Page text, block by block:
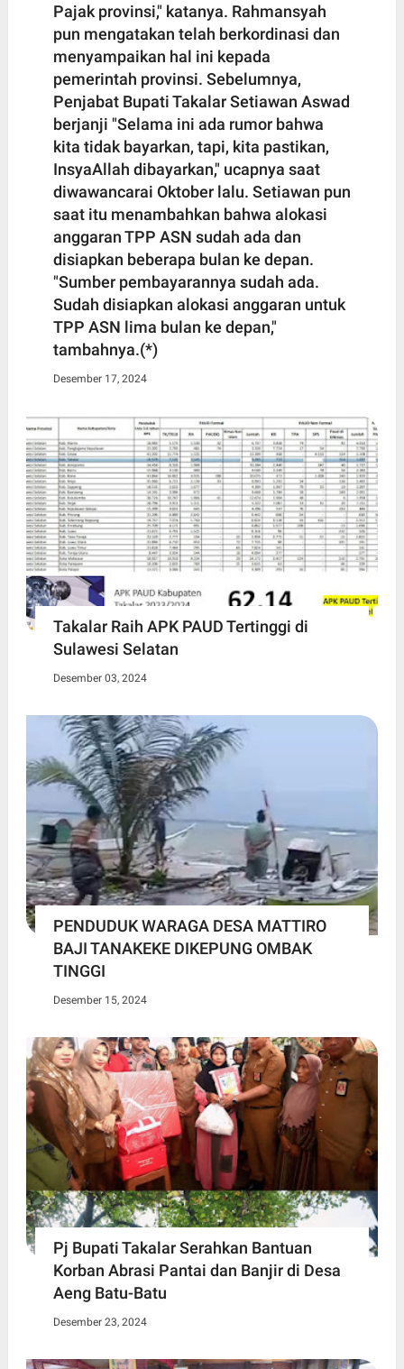
Pajak provinsi," katanya. Rahmansyah
pun mengatakan telah berkordinasi dan
menyampaikan hal ini kepada
pemerintah provinsi. Sebelumnya,
Penjabat Bupati Takalar Setiawan Aswad
berjanji "Selama ini ada rumor bahwa
kita tidak bayarkan, tapi, kita pastikan,
InsyaAllah dibayarkan," ucapnya saat
diwawancarai Oktober lalu. Setiawan pun
saat itu menambahkan bahwa alokasi
anggaran TPP ASN sudah ada dan
disiapkan beberapa bulan ke depan.
"Sumber pembayarannya sudah ada.
Sudah disiapkan alokasi anggaran untuk
TPP ASN lima bulan ke depan,"
tambahnya.(*)
Desember 17, 2024
Takalar Raih APK PAUD Tertinggi di
Sulawesi Selatan
Desember 03, 2024
PENDUDUK WARAGA DESA MATTIRO
BAJI TANAKEKE DIKEPUNG OMBAK
TINGGI
Desember 15, 2024
Pj Bupati Takalar Serahkan Bantuan
Korban Abrasi Pantai dan Banjir di Desa
Aeng Batu-Batu
Desember 23, 2024